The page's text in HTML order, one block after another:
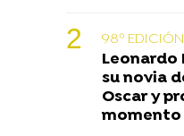
98º EDICIÓN
Leonardo
su novia
Oscar y
momento